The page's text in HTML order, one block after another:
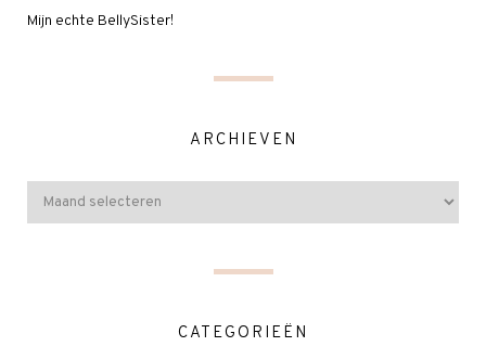
Mijn echte BellySister!
ARCHIEVEN
CATEGORIEËN